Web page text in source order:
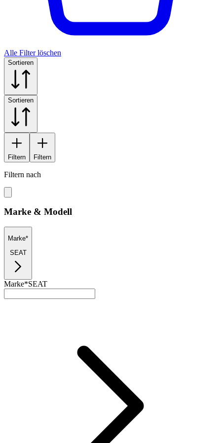
Alle Filter löschen
Sortieren
Sortieren
Filtern Filtern
Filtern nach
Marke & Modell
Marke*
SEAT
Marke*SEAT